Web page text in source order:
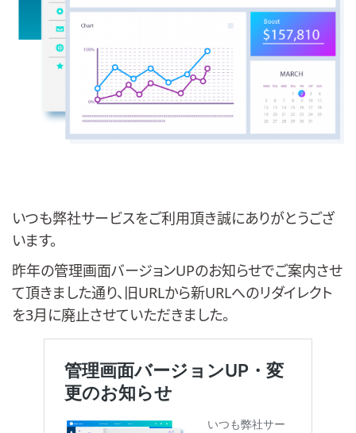
いつも弊社サービスをご利用頂き誠にありがとうござ
います。
昨年の管理画面バージョンUPのお知らせでご案内させ
て頂きました通り、旧URLから新URLへのリダイレクト
を3月に廃止させていただきました。